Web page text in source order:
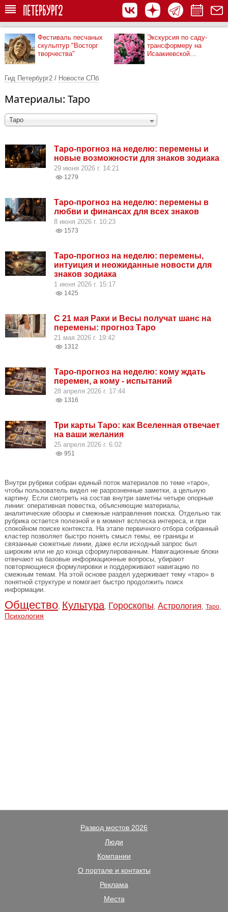
Фестиваль песчаных
скульптур "Восторг
творчества"
Экскурсия по саду-
трансформеру на
Исаакиевской
Гид Петербург2 / Новости СПб
Материалы: Таро
Таро
Таро-прогноз на неделю: перемены и
новые возможности для знаков зодиака
29 июня 2026 г. 14:21
1279
Таро-прогноз на неделю: перемены в
любви и финансах для всех знаков
8 июня 2026 г. 10:23
1573
Таро-прогноз на неделю: перемены,
интуиция и неожиданные новости для
знаков зодиака
1 июня 2026 г. 15:17
1425
С 21 мая Раки и Весы получат шанс на
перемены: прогноз Таро
21 мая 2026 г. 19:42
1312
Таро-прогноз на неделю: кому ждать
перемен, а кому - испытаний
28 апреля 2026 г. 17:44
1316
Три карты Таро: как Вселенная отвечает
на ваши желания
25 апреля 2026 г. 6:02
951
Внутри рубрики собран единый поток материалов по теме «таро»,
чтобы пользователь видел не разрозненные заметки, а цельную
картину. Если смотреть на состав внутри заметны четыре опорные
линии: оперативная повестка, объясняющие материалы,
аналитические обзоры и смежные направления поиска. Отдельно так
рубрика остается полезной и в момент всплеска интереса, и при
спокойном поиске контекста. На этапе первичного отбора собранный
кластер позволяет быстро понять смысл темы, ее границы и
связанные сюжетные линии, даже если исходный запрос был
широким или не до конца сформулированным. Навигационные блоки
отвечают на базовые информационные вопросы, убирают
повторяющиеся формулировки и поддерживают навигацию по
смежным темам. На этой основе раздел удерживает тему «таро» в
понятной структуре и помогает быстро продолжить поиск
информации.
Общество, Культура, Гороскопы, Астрология, Таро,
Психология
Развод мостов 2026
Люди
Компании
О портале и контакты
Реклама
Места